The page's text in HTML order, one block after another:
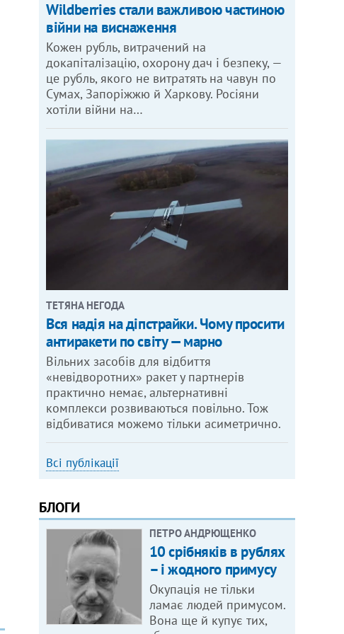
Wildberries стали важливою частиною
війни на виснаження
Кожен рубль, витрачений на
докапіталізацію, охорону дач і безпеку, —
це рубль, якого не витратять на чавун по
Сумах, Запоріжжю й Харкову. Росіяни
хотіли війни на…
ТЕТЯНА НЕГОДА
Вся надія на діпстрайки. Чому просити
антиракети по світу — марно
Вільних засобів для відбиття
«невідворотних» ракет у партнерів
практично немає, альтернативні
комплекси розвиваються повільно. Тож
відбиватися можемо тільки асиметрично.
Всі публікації
БЛОГИ
ПЕТРО АНДРЮЩЕНКО
10 срібняків в рублях
– і жодного примусу
Окупація не тільки
ламає людей примусом.
Вона ще й купує тих,